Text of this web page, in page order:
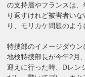
の支持層やフランスは
り返すけれど被害者い
り、モリカケ問題のよ
特捜部のイメージダウ
地検特捜部長が今年2月
迎えに行った時、Dレン